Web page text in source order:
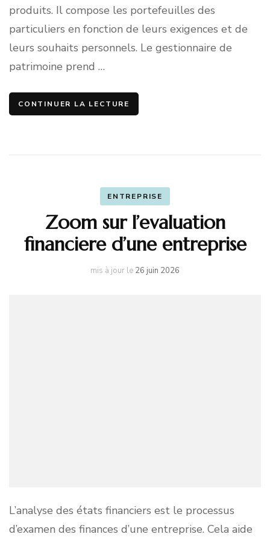
produits. Il compose les portefeuilles des
particuliers en fonction de leurs exigences et de
leurs souhaits personnels. Le gestionnaire de
patrimoine prend …
CONTINUER LA LECTURE
ENTREPRISE
Zoom sur l’evaluation
financiere d’une entreprise
mis à jour le 26 juin 2026
L’analyse des états financiers est le processus
d’examen des finances d’une entreprise. Cela aide